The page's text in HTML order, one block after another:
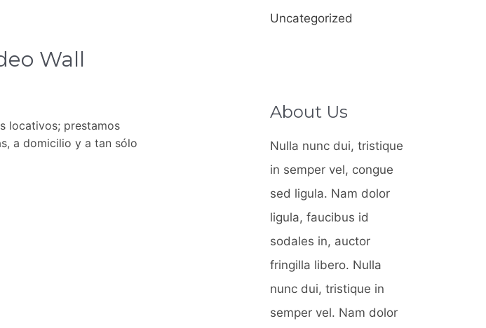
Wall
locativos; prestamos
a domicilio y a tan sólo
Uncategorized
About Us
Nulla nunc dui, tristique
in semper vel, congue
sed ligula. Nam dolor
ligula, faucibus id
sodales in, auctor
fringilla libero. Nulla
nunc dui, tristique in
semper vel. Nam dolor